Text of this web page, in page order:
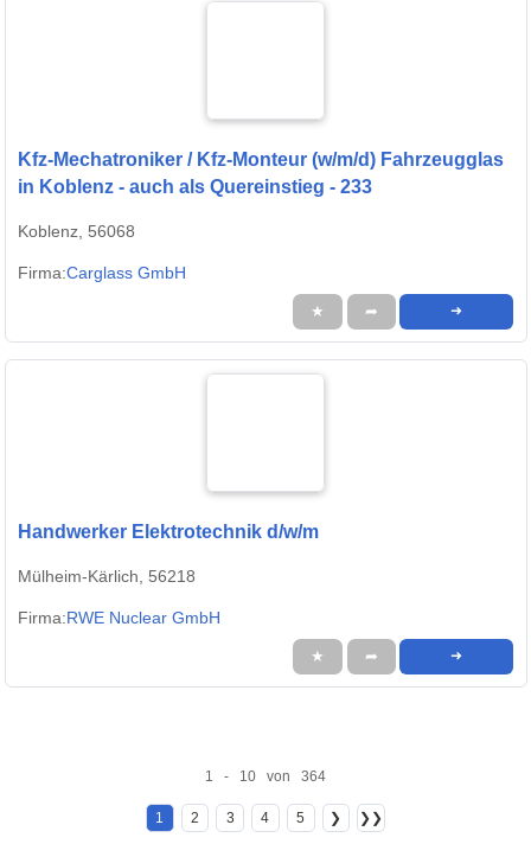
Kfz-Mechatroniker / Kfz-Monteur (w/m/d) Fahrzeugglas
in Koblenz - auch als Quereinstieg - 233
Koblenz, 56068
Firma:Carglass GmbH
★ ➦ ➜
Handwerker Elektrotechnik d/w/m
Mülheim-Kärlich, 56218
Firma:RWE Nuclear GmbH
★ ➦ ➜
1 - 10 von 364
1 2 3 4 5 ❯ ❯❯